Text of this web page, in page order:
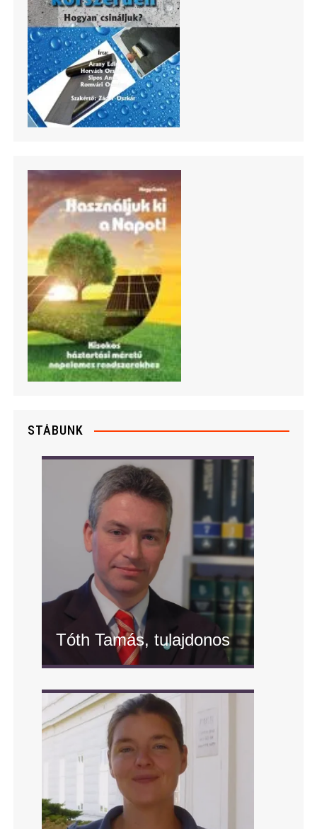
STÁBUNK
Tóth Tamás, tulajdonos